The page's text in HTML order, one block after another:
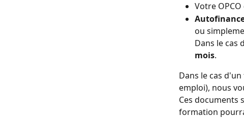
Votre
ou
Dans le cas
mois.
Dans le cas
emploi), nous
Ces documents
formation